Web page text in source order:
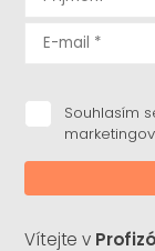
Souhlasím
Vítejte v